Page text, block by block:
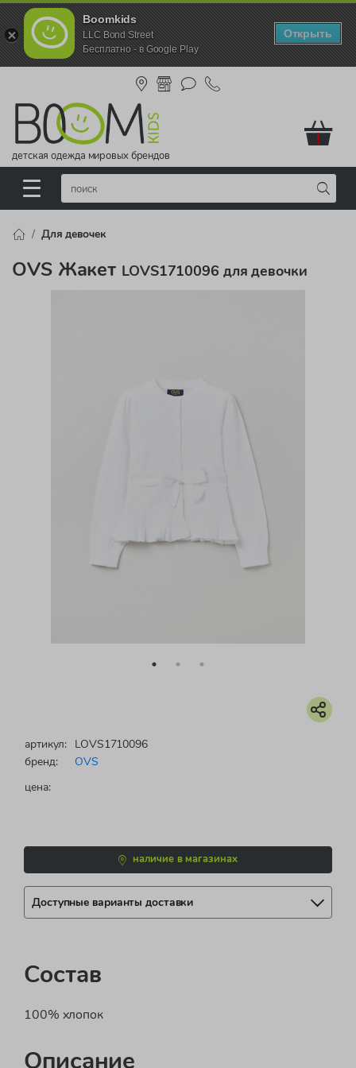
Boomkids
LLC Bond Street
Бесплатно - в Google Play
Открыть
детская одежда мировых брендов
!
Для девочек
OVS Жакет LOVS1710096 для девочки
артикул: LOVS1710096
бренд:
OVS
цена:
наличие в магазинах
Доступные варианты доставки
Состав
100% хлопок
Описание